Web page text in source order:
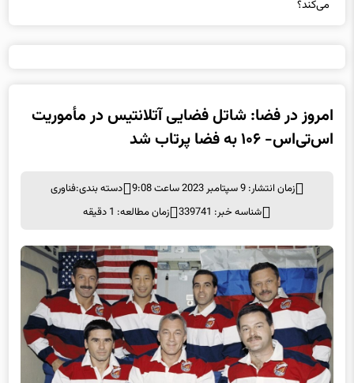
می‌کند؟
امروز در فضا: شاتل فضایی آتلانتیس در مأموریت
اس‌تی‌اس- ۱۰۶ به فضا پرتاب شد
زمان انتشار: 9 سپتامبر 2023 ساعت 9:08 دسته بندی:فناوری
شناسه خبر: 339741
زمان مطالعه: 1 دقیقه